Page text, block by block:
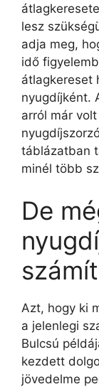
lesz
adja meg,
idő
átlagkereset
nyugdíjként.
arról már
táblázatban
minél több
De
Azt, hogy ki
a jelenlegi
Bulcsú
kezdett
jövedelme